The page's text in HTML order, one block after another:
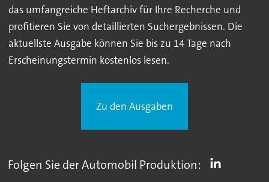
das umfangreiche Heftarchiv für Ihre Recherche und
profitieren Sie von detaillierten Suchergebnissen. Die
aktuellste Ausgabe können Sie bis zu 14 Tage nach
Erscheinungstermin kostenlos lesen.
Zu den Ausgaben
Folgen Sie der Automobil Produktion: